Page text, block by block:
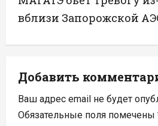
г
а
и
я
вблизи Запорожской
Добавить
Ваш адрес email не будет
Обязательные поля помечены